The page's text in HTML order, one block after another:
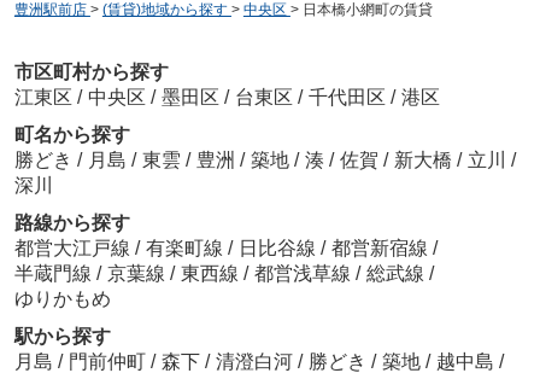
豊洲駅前店 > (賃貸)地域から探す > 中央区 > 日本橋小網町の賃貸
市区町村から探す
江東区 / 中央区 / 墨田区 / 台東区 / 千代田区 / 港区
町名から探す
勝どき / 月島 / 東雲 / 豊洲 / 築地 / 湊 / 佐賀 / 新大橋 / 立川 /
深川
路線から探す
都営大江戸線 / 有楽町線 / 日比谷線 / 都営新宿線 /
半蔵門線 / 京葉線 / 東西線 / 都営浅草線 / 総武線 /
ゆりかもめ
駅から探す
月島 / 門前仲町 / 森下 / 清澄白河 / 勝どき / 築地 / 越中島 /